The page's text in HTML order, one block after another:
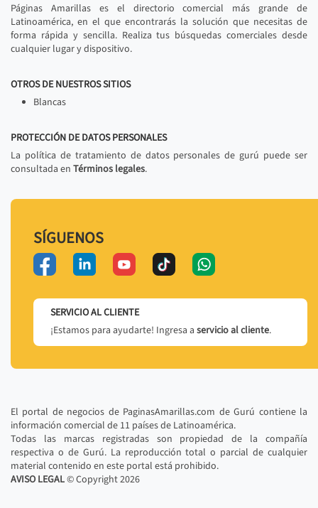
Páginas Amarillas es el directorio comercial más grande de
Latinoamérica, en el que encontrarás la solución que necesitas de
forma rápida y sencilla. Realiza tus búsquedas comerciales desde
cualquier lugar y dispositivo.
OTROS DE NUESTROS SITIOS
Blancas
PROTECCIÓN DE DATOS PERSONALES
La política de tratamiento de datos personales de gurú puede ser
consultada en Términos legales.
SÍGUENOS
SERVICIO AL CLIENTE
¡Estamos para ayudarte! Ingresa a servicio al cliente.
El portal de negocios de PaginasAmarillas.com de Gurú contiene la
información comercial de 11 países de Latinoamérica.
Todas las marcas registradas son propiedad de la compañía
respectiva o de Gurú. La reproducción total o parcial de cualquier
material contenido en este portal está prohibido.
AVISO LEGAL© Copyright2026